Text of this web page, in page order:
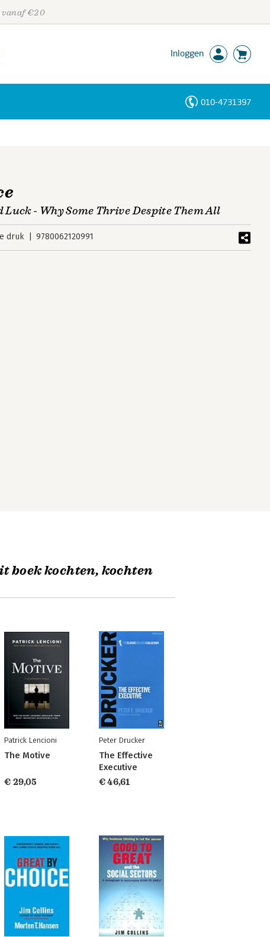
vanaf €20
Inloggen
010-4731397
- Why Some Thrive Despite Them All
druk 9780062120991
boek kochten, kochten
Patrick Lencioni
The Motive
€ 29,05
Peter Drucker
The Effective
Executive
€ 46,61
Personen